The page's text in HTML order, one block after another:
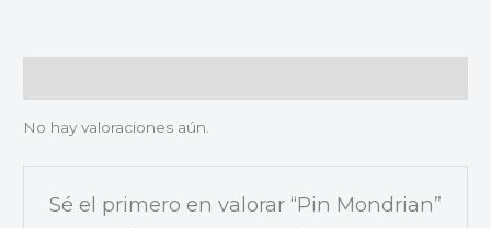
No hay valoraciones aún.
Sé el primero en valorar “Pin Mondrian”